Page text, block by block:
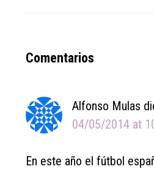
Reader
Comentarios
Alfonso Mulas
04/05/2014 at
En este año el fútbol